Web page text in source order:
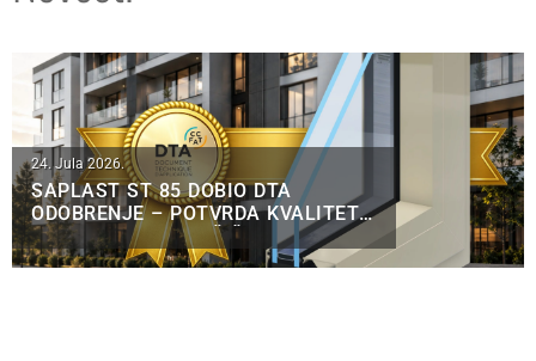
24. Jula 2026.
SAPLAST ST 85 DOBIO DTA
ODOBRENJE – POTVRDA KVALITETA
ZA FRANCUSKO TRŽIŠTE